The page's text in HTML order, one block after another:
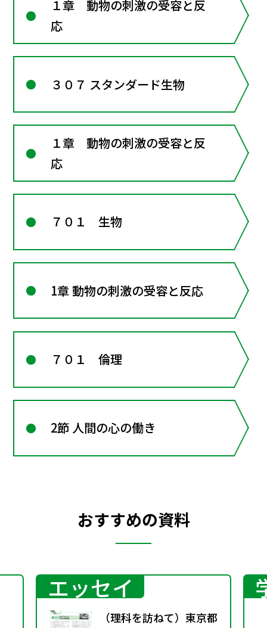
１章 動物の刺激の受容と反
応
３０７ スタンダード生物
１章 動物の刺激の受容と反
応
７０１ 生物
1章 動物の刺激の受容と反応
７０１ 倫理
2節 人間の心の働き
おすすめの資料
エッセイ
（理科を訪ねて）東京都